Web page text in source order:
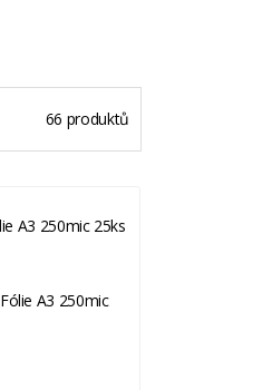
66 produktů
A3 250mic 25ks